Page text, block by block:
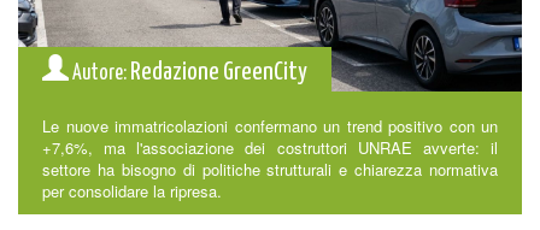
Autore: Redazione GreenCity
Le nuove immatricolazioni confermano un trend positivo con un
+7,6%, ma l'associazione dei costruttori UNRAE avverte: il
settore ha bisogno di politiche strutturali e chiarezza normativa
per consolidare la ripresa.